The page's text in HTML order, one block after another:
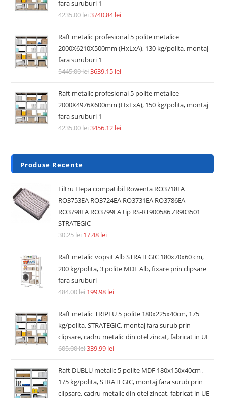
Rafturi metalice economice
Raft metalic 5 polite MDF 180x75x30cm, 175kg/polita,
STRATEGIC, montaj fara surub prin clipsare, cadru metalic
din otel zincat, fabricat in UE
181.50lei 88.49lei
REDUCERI!
Rafturi metalice economice
Raft metalic 4 polite MDF 180x90x40cm, 175kg/polita,
STRATEGIC, montaj fara surub, prin clipsare